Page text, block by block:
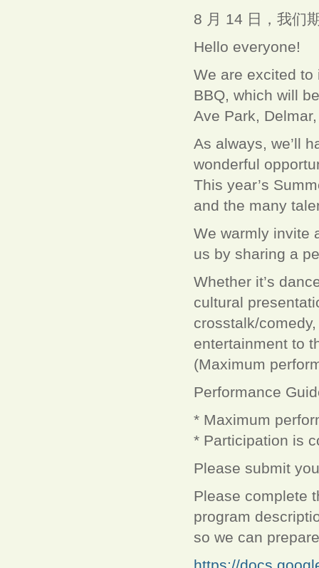
8 月 14 日，我们
Hello everyone!
We are excited to
BBQ, which will
Ave Park,
As always, we’ll
wonderful
This year’s
and the many
We warmly invite
us by sharing a
Whether it’s
cultural
crosstalk/
entertainment to
(Maximum
Performance
* Maximum
* Participation is
Please submit
Please complete
program
so we can